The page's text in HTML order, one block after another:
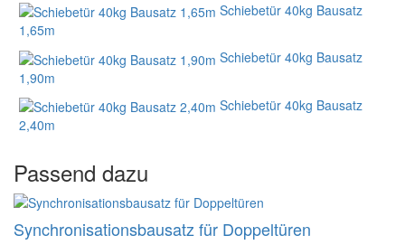
Schiebetür 40kg Bausatz
1,65m
Schiebetür 40kg Bausatz
1,90m
Schiebetür 40kg Bausatz
2,40m
Passend dazu
Synchronisationsbausatz für Doppeltüren